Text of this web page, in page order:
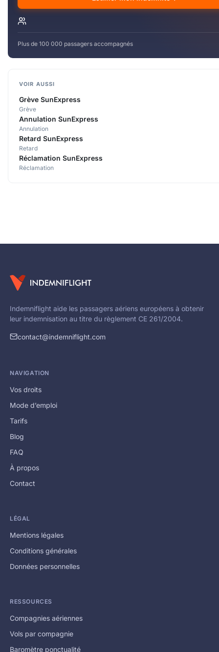
Plus de 100 000 passagers accompagnés
VOIR AUSSI
Grève SunExpress
Grève
Annulation SunExpress
Annulation
Retard SunExpress
Retard
Réclamation SunExpress
Réclamation
Indemniflight aide les passagers aériens européens à obtenir
leur indemnisation au titre du règlement CE 261/2004.
contact@indemniflight.com
NAVIGATION
Vos droits
Mode d’emploi
Tarifs
Blog
FAQ
À propos
Contact
LÉGAL
Mentions légales
Conditions générales
Données personnelles
RESSOURCES
Compagnies aériennes
Vols par compagnie
Baromètre ponctualité